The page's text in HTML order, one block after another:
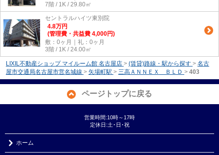
7階 / 1K / 29.80㎡
セントラルハイツ東別院
4.8万円
(管理費・共益費 4,000円)
敷：0ヶ月｜礼：0ヶ月
3階 / 1K / 24.00㎡
LIXIL不動産ショップ マイルーム館 名古屋店 > (賃貸)路線・駅から探す > 名古
屋市交通局名古屋市営名城線 > 矢場町駅 > 三高ＡＮＮＥＸ ＢＬＤ > 403
ページトップに戻る
営業時間:10時～17時
定休日:土･日･祝
ホーム